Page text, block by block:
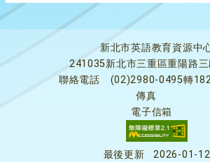
新北市英語教育資源中
241035新北市三重區重陽路
聯絡電話
(02)2980-0495轉
傳真
電子信箱
最後更新 2026-01-12